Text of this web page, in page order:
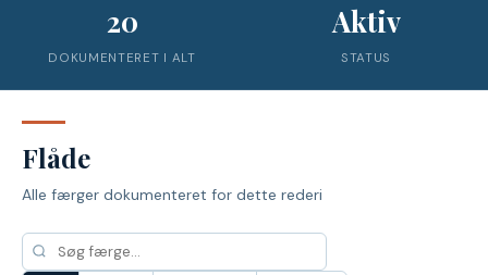
20
DOKUMENTERET I ALT
Aktiv
STATUS
Flåde
Alle færger dokumenteret for dette rederi